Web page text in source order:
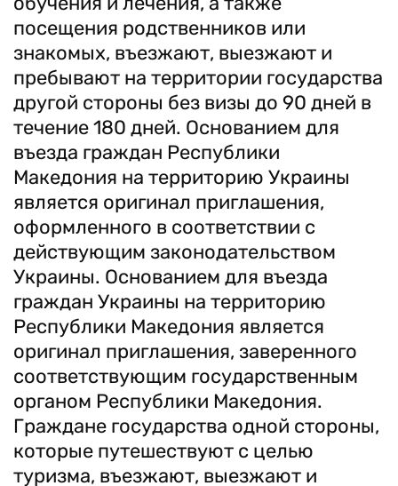
посещения родственников или
знакомых, въезжают, выезжают и
пребывают на территории государства
другой стороны без визы до 90 дней в
течение 180 дней. Основанием для
въезда граждан Республики
Македония на территорию Украины
является оригинал приглашения,
оформленного в соответствии с
действующим законодательством
Украины. Основанием для въезда
граждан Украины на территорию
Республики Македония является
оригинал приглашения, заверенного
соответствующим государственным
органом Республики Македония.
Граждане государства одной стороны,
которые путешествуют с целью
туризма, въезжают, выезжают и